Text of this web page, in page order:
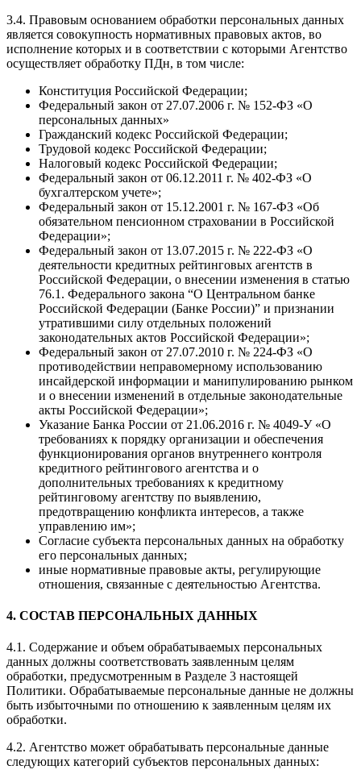
3.4. Правовым основанием обработки персональных данных
является совокупность нормативных правовых актов, во
исполнение которых и в соответствии с которыми Агентство
осуществляет обработку ПДн, в том числе:
Конституция Российской Федерации;
Федеральный закон от 27.07.2006 г. № 152-ФЗ «О
персональных данных»
Гражданский кодекс Российской Федерации;
Трудовой кодекс Российской Федерации;
Налоговый кодекс Российской Федерации;
Федеральный закон от 06.12.2011 г. № 402-ФЗ «О
бухгалтерском учете»;
Федеральный закон от 15.12.2001 г. № 167-ФЗ «Об
обязательном пенсионном страховании в Российской
Федерации»;
Федеральный закон от 13.07.2015 г. № 222-ФЗ «О
деятельности кредитных рейтинговых агентств в
Российской Федерации, о внесении изменения в статью
76.1. Федерального закона “О Центральном банке
Российской Федерации (Банке России)” и признании
утратившими силу отдельных положений
законодательных актов Российской Федерации»;
Федеральный закон от 27.07.2010 г. № 224-ФЗ «О
противодействии неправомерному использованию
инсайдерской информации и манипулированию рынком
и о внесении изменений в отдельные законодательные
акты Российской Федерации»;
Указание Банка России от 21.06.2016 г. № 4049-У «О
требованиях к порядку организации и обеспечения
функционирования органов внутреннего контроля
кредитного рейтингового агентства и о
дополнительных требованиях к кредитному
рейтинговому агентству по выявлению,
предотвращению конфликта интересов, а также
управлению им»;
Согласие субъекта персональных данных на обработку
его персональных данных;
иные нормативные правовые акты, регулирующие
отношения, связанные с деятельностью Агентства.
4. СОСТАВ ПЕРСОНАЛЬНЫХ ДАННЫХ
4.1. Содержание и объем обрабатываемых персональных
данных должны соответствовать заявленным целям
обработки, предусмотренным в Разделе 3 настоящей
Политики. Обрабатываемые персональные данные не должны
быть избыточными по отношению к заявленным целям их
обработки.
4.2. Агентство может обрабатывать персональные данные
следующих категорий субъектов персональных данных: